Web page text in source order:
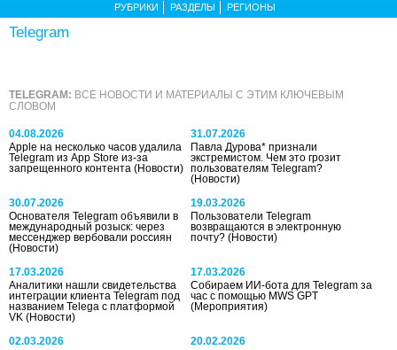
РУБРИКИ РАЗДЕЛЫ РЕГИОНЫ
Telegram
TELEGRAM: ВСЕ НОВОСТИ И МАТЕРИАЛЫ С ЭТИМ КЛЮЧЕВЫМ
СЛОВОМ
04.08.2026
Apple на несколько часов удалила
Telegram из App Store из-за
запрещенного контента (Новости)
31.07.2026
Павла Дурова* признали
экстремистом. Чем это грозит
пользователям Telegram?
(Новости)
30.07.2026
Основателя Telegram объявили в
международный розыск: через
мессенджер вербовали россиян
(Новости)
19.03.2026
Пользователи Telegram
возвращаются в электронную
почту?(Новости)
17.03.2026
Аналитики нашли свидетельства
интеграции клиента Telegram под
названием Telega с платформой
VK (Новости)
17.03.2026
Собираем ИИ‑бота для Telegram за
час с помощью MWS GPT
(Мероприятия)
02.03.2026
20.02.2026